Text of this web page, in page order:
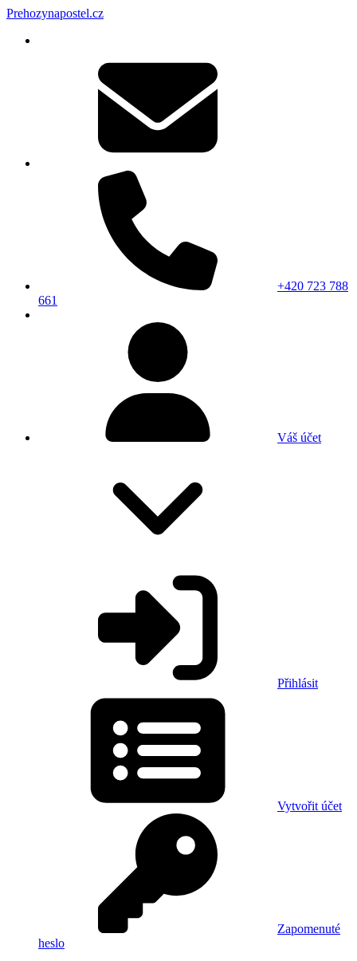
Prehozynapostel.cz
+420 723 788
661
Váš účet
Přihlásit
Vytvořit účet
Zapomenuté
heslo